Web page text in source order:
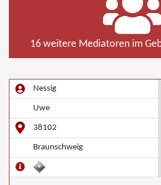
16 weitere Mediatoren im
Nessig
Uwe
38102
Braunschweig